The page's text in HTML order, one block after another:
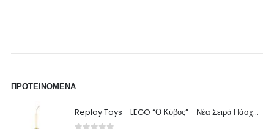
ΠΡΟΤΕΙΝΌΜΕΝΑ
Replay Toys - LEGO “Ο Κύβος” - Νέα Σειρά Πάσχα 2026 Λαμπάδα